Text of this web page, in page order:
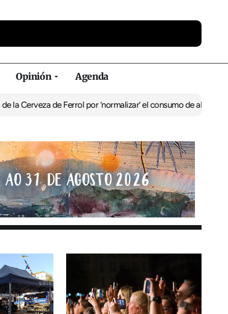
Opinión Agenda
Ferrol por ‘normalizar’ el consumo de alcoholDe Perlío a